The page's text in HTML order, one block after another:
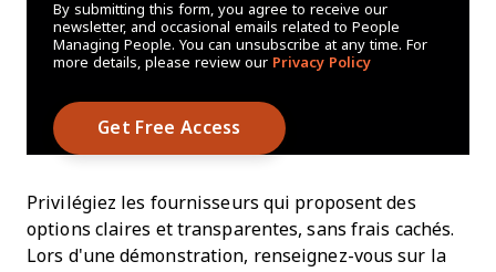
By submitting this form, you agree to receive our
newsletter, and occasional emails related to People
Managing People. You can unsubscribe at any time. For
more details, please review our Privacy Policy
Privilégiez les fournisseurs qui proposent des
options claires et transparentes, sans frais cachés.
Lors d'une démonstration, renseignez-vous sur la